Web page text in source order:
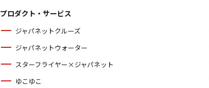
プロダクト・サービス
ジャパネットクルーズ
ジャパネットウォーター
スターフライヤー×ジャパネット
ゆこゆこ